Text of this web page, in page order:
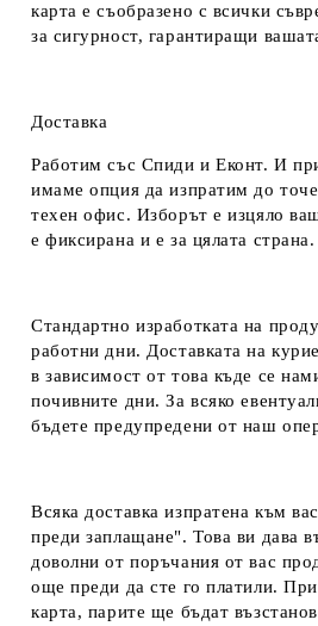
карта е съобразено с всички
за сигурност, гарантиращи
Доставка
Работим със Спиди и Еконт. И
имаме опция да изпратим до
техен офис. Изборът е изцяло
е фиксирана и е за цялата страна.
Стандартно изработката на
работни дни. Доставката на
в зависимост от това къде се
почивните дни. За всяко
бъдете предупредени от наш
Всяка доставка изпратена към
преди заплащане". Това ви дава
доволни от поръчания от вас
още преди да сте го платили.
карта, парите ще бъдат